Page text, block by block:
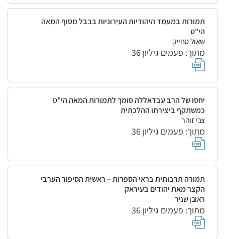
תמורות במעמד היהודיות העירוניות בבבל מסוף המאה
הי"ט
שאול סחייק
מתוך: פעמים גיליון 36
יחסו של הרב עבדאללה סומך לתמורות המאה הי"ט
כמשתקף ביצירתו ההלכתית
צבי זוהר
מתוך: פעמים גיליון 36
תמורה תרבותית בראי הספרות – ראשית הסיפור הערבי
הקצר מאת יהודים בעיראק
ראובן שניר
מתוך: פעמים גיליון 36